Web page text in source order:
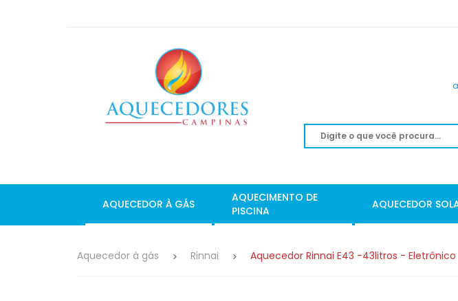
AQUECEDOR À GÁS
AQUECIMENTO DE
PISCINA
AQUECEDOR
Aquecedor à gás Rinnai Aquecedor Rinnai E43 -43litros - Eletrônico